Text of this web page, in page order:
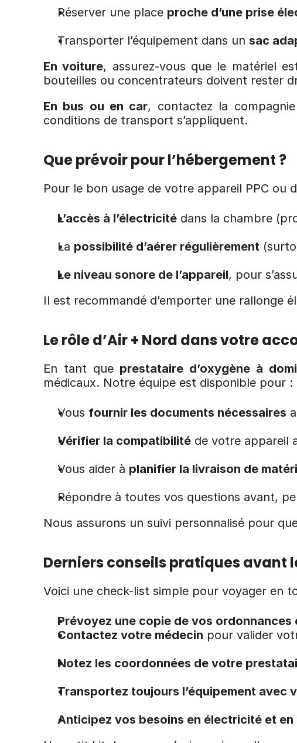
Réserver une place proche d’une prise
Transporter l’équipement dans un sac
En voiture, assurez-vous que le matériel
bouteilles ou concentrateurs doivent rester
En bus ou en car, contactez la
conditions de transport s’appliquent.
Que prévoir pour l’hébergement ?
Pour le bon usage de votre appareil PPC ou
L’accès à l’électricité dans la chambre
La possibilité d’aérer régulièrement
Le niveau sonore de l’appareil, pour
Il est recommandé d’emporter une rallonge
Le rôle d’Air + Nord dans votre
En tant que prestataire d’oxygène à
médicaux. Notre équipe est disponible pour :
Vous fournir les documents nécessaires
Vérifier la compatibilité de votre appareil
Vous aider à planifier la livraison de
Répondre à toutes vos questions avant,
Nous assurons un suivi personnalisé pour
Derniers conseils pratiques avant
Voici une check-list simple pour voyager en
Prévoyez une copie de vos
Contactez votre médecin pour valider
Notez les coordonnées de votre
Transportez toujours l’équipement avec
Anticipez vos besoins en électricité et